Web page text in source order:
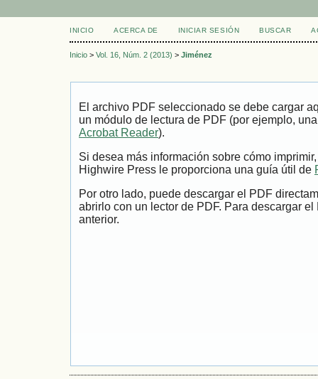
INICIO ACERCA DE INICIAR SESIÓN BUSCAR
Inicio > Vol. 16, Núm. 2 (2013) > Jiménez
El archivo PDF seleccionado se debe cargar
un módulo de lectura de PDF (por ejemplo,
Acrobat Reader).
Si desea más información sobre cómo
Highwire Press le proporciona una guía útil de
Por otro lado, puede descargar el PDF
abrirlo con un lector de PDF. Para descargar
anterior.